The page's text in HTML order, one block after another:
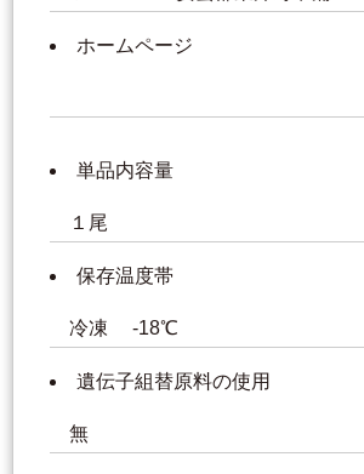
ホームページ
単品内容量
１尾
保存温度帯
冷凍 -18℃
遺伝子組替原料の使用
無